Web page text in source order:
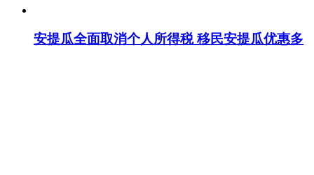
安提瓜全面取消个人所得税 移民安提瓜优惠多